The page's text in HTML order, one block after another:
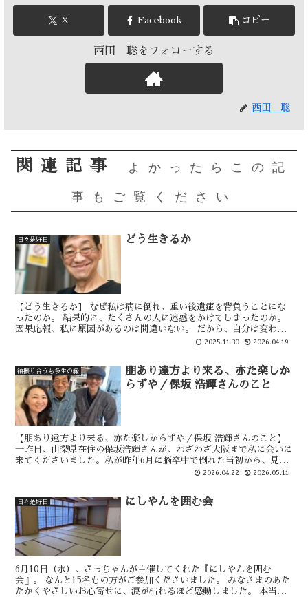
X Facebook コピー
西田 聡をフォローする
西田 聡
関連記事
よかったらこの記
事もご覧ください
日々是好日 どう生きるか
【どう生きるか】 なぜ私は病に倒れ、重い後遺症を背負うことにな
ったのか。 結果的に、たくさんの人に迷惑をかけてしまったのか。
因果応報、私に原因があるのは間違いない。 だから、自分は変わら
ねばならない。 もちろん、生活習慣や言動などは変える...
2025.11.30 2026.04.19
袖振り合うも多生の縁
朋あり遠方より来る、亦た楽しか
らずや／保坂 浩輝さんのこと
【朋あり遠方より来る、亦た楽しからずや／保坂 浩輝さんのこと】
一昨日、山梨県在住の保坂浩輝さんが、わざわざ大阪まで私に会いに
来てくださいました。私が昨年6月に脳卒中で倒れた当初から、見舞
いを兼ねた来阪のご意向をいただいていたのですが、こち...
2026.04.22 2026.05.11
日々是好日 にしやんを囲む会
6月10日（水）、さっちゃんが主催してくれた『にしやんを囲む
会』。 なんと15名もの方がご参加くださいました。 みなさまのあた
たかくやさしいお心寄せに、涙が枯れるほど感動しました。 本当に